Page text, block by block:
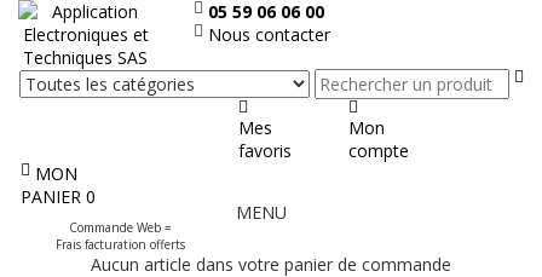
05 59 06 06 00
Nous contacter
Mes
favoris
Mon
compte
MON
PANIER 0
Commande Web =
Frais facturation offerts
le
MENU
Aucun article dans votre panier de commande